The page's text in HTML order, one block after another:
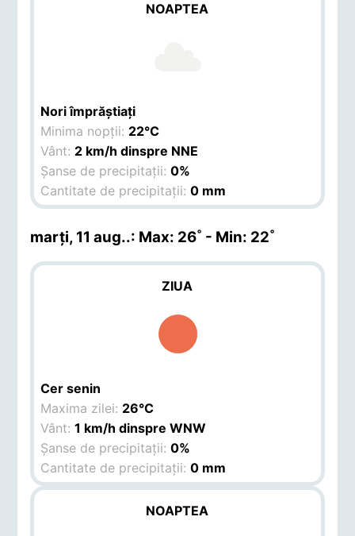
NOAPTEA
Nori împrăștiați
Minima nopții: 22°C
Vânt: 2 km/h dinspre NNE
Șanse de precipitații:0%
Cantitate de precipitații:0 mm
marți, 11 aug..: Max: 26˚ - Min: 22˚
ZIUA
Cer senin
Maxima zilei: 26°C
Vânt:1 km/h dinspre WNW
Șanse de precipitații:0%
Cantitate de precipitații:0 mm
NOAPTEA